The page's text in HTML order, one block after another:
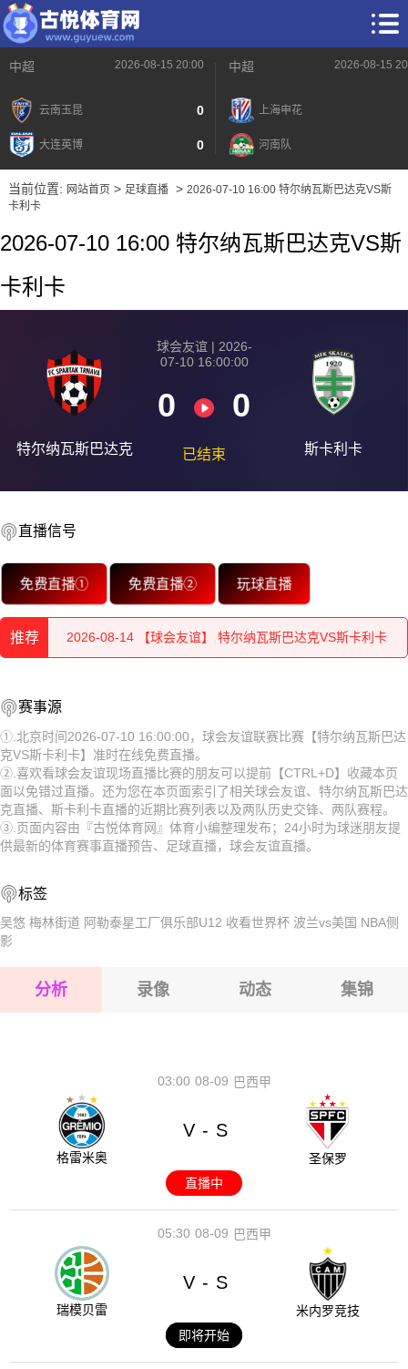
中超 2026-08-15 20:00
云南玉昆 0
大连英博 0
中超 2026-08-15
上海申花
河南队
当前位置: 网站首页> 足球直播> 2026-07-10 16:00 特尔纳瓦斯巴达克VS斯
卡利卡
2026-07-10 16:00 特尔纳瓦斯巴达克VS斯
卡利卡
特尔纳瓦斯巴达克
球会友谊 | 2026-
07-10 16:00:00
0 0
已结束 斯卡利卡
直播信号
免费直播① 免费直播② 玩球直播
推荐
2026-08-15 【球会友谊】 特尔纳瓦斯巴达克VS斯卡利卡
2026-08-15 【球会友谊】 特尔纳瓦斯巴达克VS斯卡利卡
2026-08-15 【球会友谊】 特尔纳瓦斯巴达克VS斯卡利卡
2026-08-15 【球会友谊】 特尔纳瓦斯巴达克VS斯卡利卡
2026-08-14 【球会友谊】 特尔纳瓦斯巴达克VS斯卡利卡
2026-08-15 【球会友谊】 特尔纳瓦斯巴达克VS斯卡利卡
2026-08-15 【球会友谊】 特尔纳瓦斯巴达克VS斯卡利卡
2026-08-15 【球会友谊】 特尔纳瓦斯巴达克VS斯卡利卡
2026-08-15 【球会友谊】 特尔纳瓦斯巴达克VS斯卡利卡
赛事源
①.北京时间2026-07-10 16:00:00，球会友谊联赛比赛【特尔纳瓦斯巴达
克VS斯卡利卡】准时在线免费直播。
②.喜欢看球会友谊现场直播比赛的朋友可以提前【CTRL+D】收藏本页
面以免错过直播。还为您在本页面索引了相关球会友谊、特尔纳瓦斯巴达
克直播、斯卡利卡直播的近期比赛列表以及两队历史交锋、两队赛程。
③.页面内容由『古悦体育网』体育小编整理发布；24小时为球迷朋友提
供最新的体育赛事直播预告、足球直播，球会友谊直播。
标签
吴悠 梅林街道 阿勒泰星工厂俱乐部U12 收看世界杯 波兰vs美国 NBA侧
影
分析 录像 动态 集锦
08-09
03:00 巴西甲
格雷米奥
V - S
圣保罗
直播中
08-09
05:30 巴西甲
瑞模贝雷
V - S
米内罗竞技
即将开始